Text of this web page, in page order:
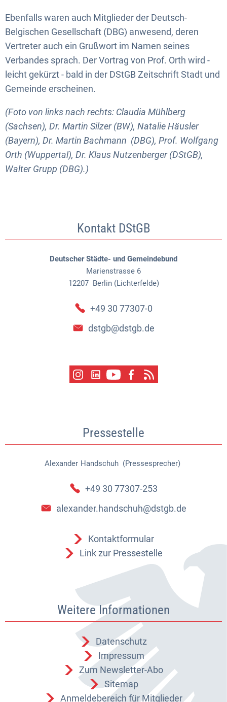
Ebenfalls waren auch Mitglieder der Deutsch-
Belgischen Gesellschaft (DBG) anwesend, deren
Vertreter auch ein Grußwort im Namen seines
Verbandes sprach. Der Vortrag von Prof. Orth wird -
leicht gekürzt - bald in der DStGB Zeitschrift Stadt und
Gemeinde erscheinen.
(Foto von links nach rechts: Claudia Mühlberg
(Sachsen), Dr. Martin Silzer (BW), Natalie Häusler
(Bayern), Dr. Martin Bachmann (DBG), Prof. Wolfgang
Orth (Wuppertal), Dr. Klaus Nutzenberger (DStGB),
Walter Grupp (DBG).)
Kontakt DStGB
Deutscher Städte- und Gemeindebund
Marienstrasse 6
12207 Berlin (Lichterfelde)
+49 30 77307-0
dstgb@dstgb.de
Pressestelle
Alexander Handschuh (Pressesprecher)
Alexander Handschuh
+49 30 77307-253
alexander.handschuh@dstgb.de
Kontaktformular
Link zur Pressestelle
Weitere Informationen
Datenschutz
Impressum
Zum Newsletter-Abo
Sitemap
Anmeldebereich für Mitglieder